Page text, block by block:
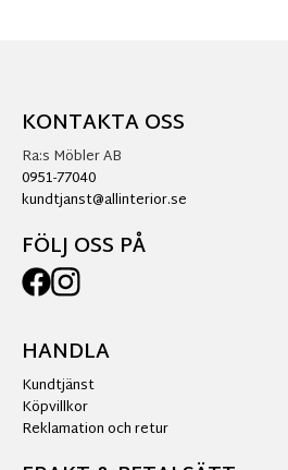
KONTAKTA OSS
Ra:s Möbler AB
0951-77040
kundtjanst@allinterior.se
FÖLJ OSS PÅ
HANDLA
Kundtjänst
Köpvillkor
Reklamation och retur